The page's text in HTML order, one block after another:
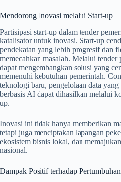
Mendorong Inovasi melalui Start-up
Partisipasi start-up dalam tender
katalisator untuk inovasi. Start-up
pendekatan yang lebih progresif dan
memecahkan masalah. Melalui tender
dapat mengembangkan solusi yang
memenuhi kebutuhan pemerintah.
teknologi baru, pengelolaan data
berbasis AI dapat dihasilkan melalui
up.
Inovasi ini tidak hanya memberikan
tetapi juga menciptakan lapangan
ekosistem bisnis lokal, dan
nasional.
Dampak Positif terhadap